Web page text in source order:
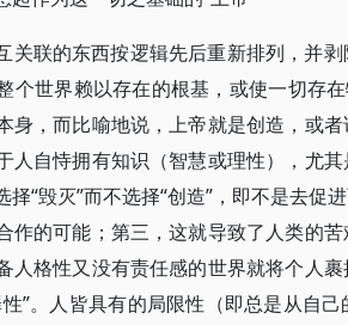
关联的东西按逻辑先后重新排列，并
个世界赖以存在的根基，或使一切存
身，而比喻地说，上帝就是创造，或
人自恃拥有知识（智慧或理性），尤
“毁灭”而不选择“创造”，即不是去促
作的可能；第三，这就导致了人类的
人格性又没有责任感的世界就将个人
”。人皆具有的局限性（即总是从自